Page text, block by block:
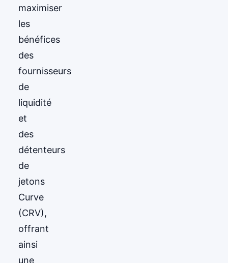
maximiser
les
bénéfices
des
fournisseurs
de
liquidité
et
des
détenteurs
de
jetons
Curve
(CRV),
offrant
ainsi
une